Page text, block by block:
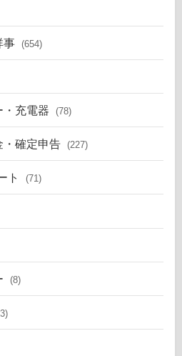
事 (654)
・充電器 (78)
・確定申告 (227)
ト (71)
(8)